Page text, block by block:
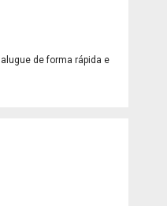
de forma rápida e